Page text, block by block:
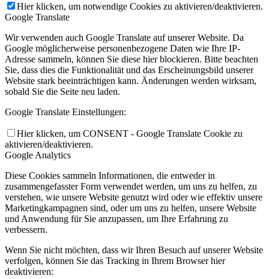
Hier klicken, um notwendige Cookies zu aktivieren/deaktivieren.
Google Translate
Wir verwenden auch Google Translate auf unserer Website. Da
Google möglicherweise personenbezogene Daten wie Ihre IP-
Adresse sammeln, können Sie diese hier blockieren. Bitte beachten
Sie, dass dies die Funktionalität und das Erscheinungsbild unserer
Website stark beeinträchtigen kann. Änderungen werden wirksam,
sobald Sie die Seite neu laden.
Google Translate Einstellungen:
Hier klicken, um CONSENT - Google Translate Cookie zu
aktivieren/deaktivieren.
Google Analytics
Diese Cookies sammeln Informationen, die entweder in
zusammengefasster Form verwendet werden, um uns zu helfen, zu
verstehen, wie unsere Website genutzt wird oder wie effektiv unsere
Marketingkampagnen sind, oder um uns zu helfen, unsere Website
und Anwendung für Sie anzupassen, um Ihre Erfahrung zu
verbessern.
Wenn Sie nicht möchten, dass wir Ihren Besuch auf unserer Website
verfolgen, können Sie das Tracking in Ihrem Browser hier
deaktivieren: